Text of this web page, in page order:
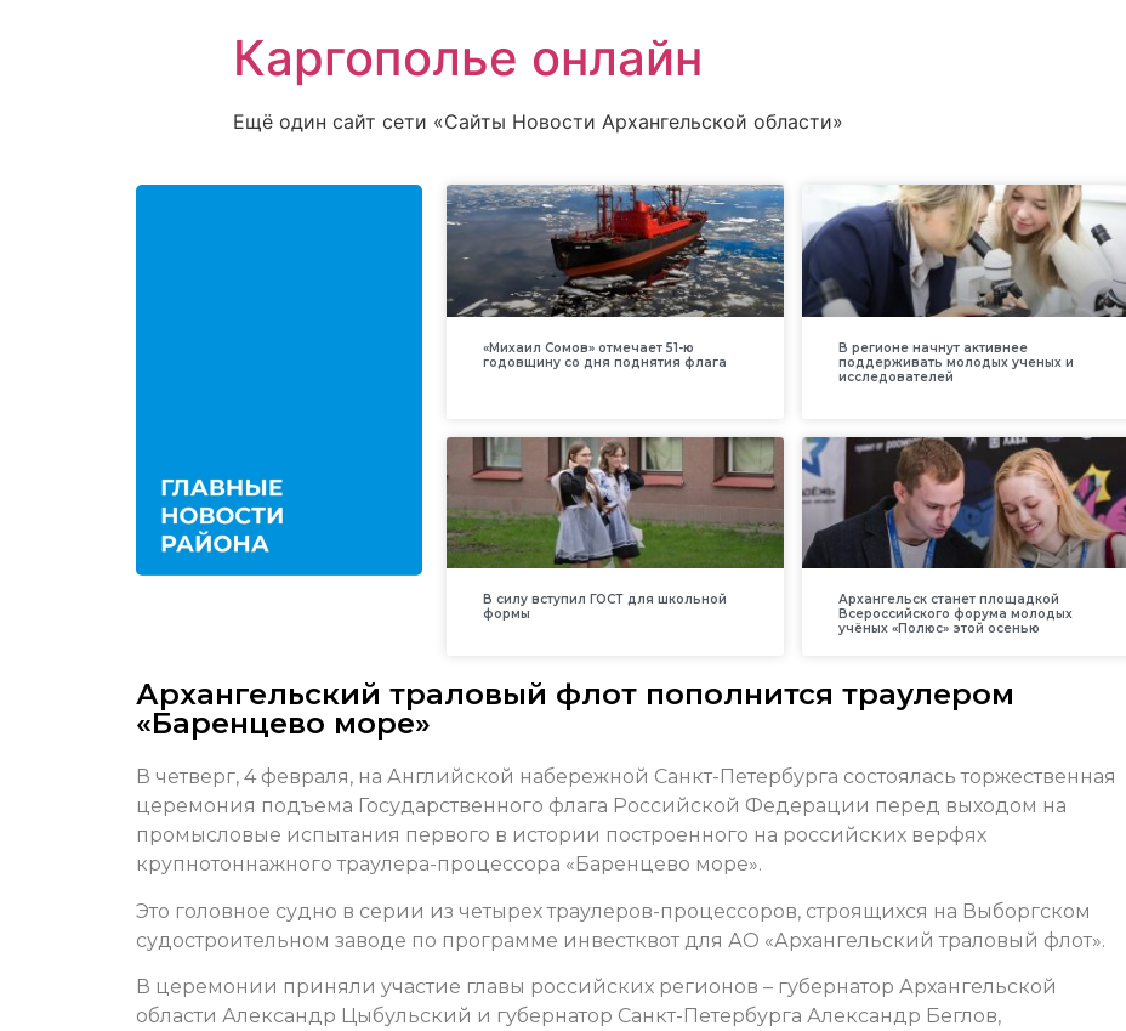
Каргополье онлайн
Ещё один сайт сети «Сайты Новости Архангельской области»
«Михаил Сомов» отмечает 51-ю
годовщину со дня поднятия флага
В регионе начнут активнее
поддерживать молодых ученых и
исследователей
В силу вступил ГОСТ для школьной
формы
Архангельск станет площадкой
Всероссийского форума молодых
учёных «Полюс» этой осенью
Архангельский траловый флот пополнится траулером
«Баренцево море»
В четверг, 4 февраля, на Английской набережной Санкт-Петербурга состоялась торжественная
церемония подъема Государственного флага Российской Федерации перед выходом на
промысловые испытания первого в истории построенного на российских верфях
крупнотоннажного траулера-процессора «Баренцево море».
Это головное судно в серии из четырех траулеров-процессоров, строящихся на Выборгском
судостроительном заводе по программе инвестквот для АО «Архангельский траловый флот».
В церемонии приняли участие главы российских регионов – губернатор Архангельской
области Александр Цыбульский и губернатор Санкт-Петербурга Александр Беглов,